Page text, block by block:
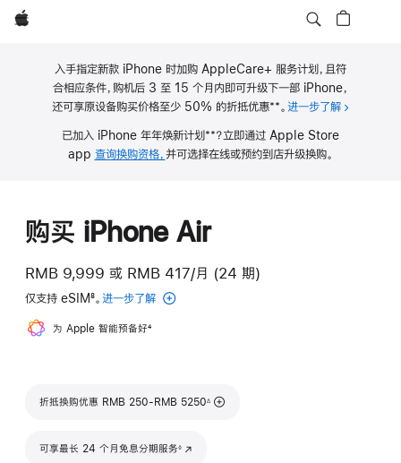
Apple
入手指定新款 iPhone 时加购 AppleCare+ 服务计划，且符
合相应条件，购机后 3 至 15 个月内即可升级下一部 iPhone，
还可享原设备购买价格至少 50% 的折抵优惠
注
**。 进一步了解关于
已加入 iPhone 年年焕新计划 **？立即通过 Apple Store
app 查询换购资格， 并可选择在线或预约到店升级换购。
购买 iPhone Air
RMB 9,999 或 RMB 417/月 (24 期)
仅支持 eSIM
脚
注
8。 进一步了解 eSIM
为 Apple 智能预备好脚
4
折抵换购优惠 RMB 250-RMB 5250
脚注
∆
可享最长 24 个月免息分期服务◊
(在新窗口中打开)